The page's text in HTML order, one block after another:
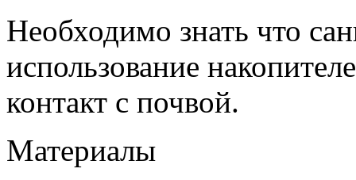
Необходимо знать что
использование
контакт с почвой.
Материалы